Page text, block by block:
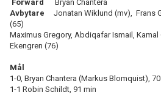
Forward Bryan Chantera
Avbytare
Jonatan Wiklund (mv), Frans
(65)
Maximus Gregory, Abdiqafar Ismail, Kamal
Ekengren (76)
Mål
1-0, Bryan Chantera (Markus Blomquist),
1-1 Robin Schildt, 91 min